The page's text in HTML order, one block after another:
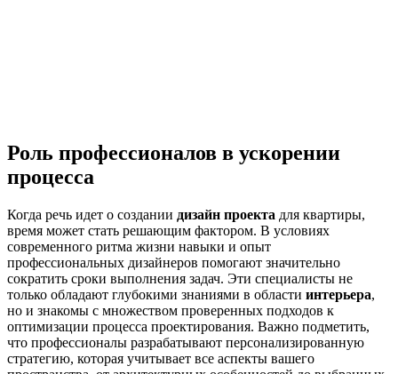
Роль профессионалов в ускорении
процесса
Когда речь идет о создании дизайн проекта для квартиры,
время может стать решающим фактором. В условиях
современного ритма жизни навыки и опыт
профессиональных дизайнеров помогают значительно
сократить сроки выполнения задач. Эти специалисты не
только обладают глубокими знаниями в области интерьера,
но и знакомы с множеством проверенных подходов к
оптимизации процесса проектирования. Важно подметить,
что профессионалы разрабатывают персонализированную
стратегию, которая учитывает все аспекты вашего